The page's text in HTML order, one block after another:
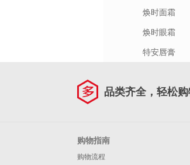
焕时面霜
焕时眼霜
特安唇膏
品类齐全，轻松
购物指南
购物流程